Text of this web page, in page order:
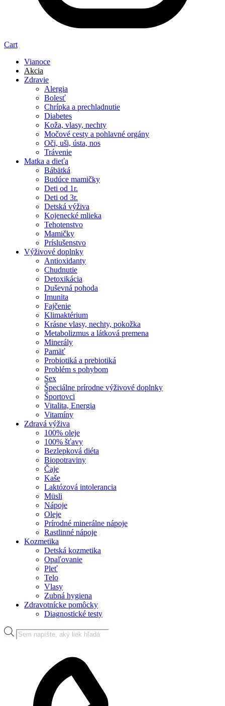
Cart
Vianoce
Akcia
Zdravie
Alergia
Bolesť
Chrípka a prechladnutie
Diabetes
Koža, vlasy, nechty
Močové cesty a pohlavné orgány
Oči, uši, ústa, nos
Trávenie
Matka a dieťa
Bábätká
Budúce mamičky
Deti od 1r.
Deti od 3r.
Detská výživa
Kojenecké mlieka
Tehotenstvo
Mamičky
Príslušenstvo
Výživové doplnky
Antioxidanty
Chudnutie
Detoxikácia
Duševná pohoda
Imunita
Fajčenie
Klimaktérium
Krásne vlasy, nechty, pokožka
Metabolizmus a látková premena
Minerály
Pamäť
Probiotiká a prebiotiká
Problém s pohybom
Sex
Špeciálne prírodne výživové doplnky
Športovci
Vitalita, Energia
Vitamíny
Zdravá výživa
100% oleje
100% šťavy
Bezlepková diéta
Biopotraviny
Čaje
Kaše
Laktózová intolerancia
Müsli
Nápoje
Oleje
Prírodné minerálne nápoje
Rastlinné nápoje
Kozmetika
Detská kozmetika
Opaľovanie
Pleť
Telo
Vlasy
Zubná hygiena
Zdravotnícke pomôcky
Diagnostické testy
Products
search